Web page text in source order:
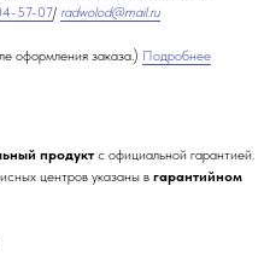
57-07/ radwolod@mail.ru
оформления заказа.) Подробнее
продукт с официальной гарантией.
центров указаны в гарантийном